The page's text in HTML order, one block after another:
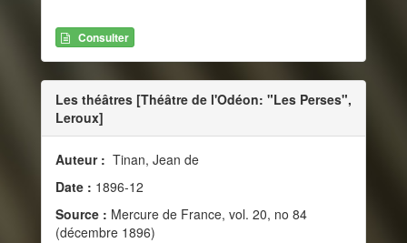
Consulter
Les théâtres [Théâtre de l'Odéon: "Les Perses",
Leroux]
Auteur : Tinan, Jean de
Date : 1896-12
Source : Mercure de France, vol. 20, no 84
(décembre 1896)